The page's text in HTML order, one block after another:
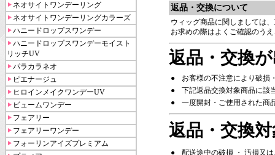
ネオサイトワンデーリング
ネオサイトワンデーリングカラーズ
ハニードロップスワンデー
ハニードロップスワンデーモイスト
リッチUV
パラカラネオ
ピエナージュ
ヒロインメイクワンデーUV
ビュームワンデー
フェアリー
フェアリーワンデー
フォーリンアイズプレミアム
返品・交換について
ウィッグ商品に関しましては
お求めの際はよくご確認のう
返品・交換
●
お客様の不注意により破損
●
下記返品交換対象商品に該
●
一度開封・ご使用された商
返品・交換
●
配送途中の破損 ・ 汚損又